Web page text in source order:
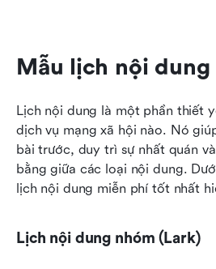
Mẫu lịch nội dung
Lịch nội dung là một phần thiết
dịch vụ mạng xã hội nào. Nó
bài trước, duy trì sự nhất quán
bằng giữa các loại nội dung.
lịch nội dung miễn phí tốt nhất
Lịch nội dung nhóm (Lark)